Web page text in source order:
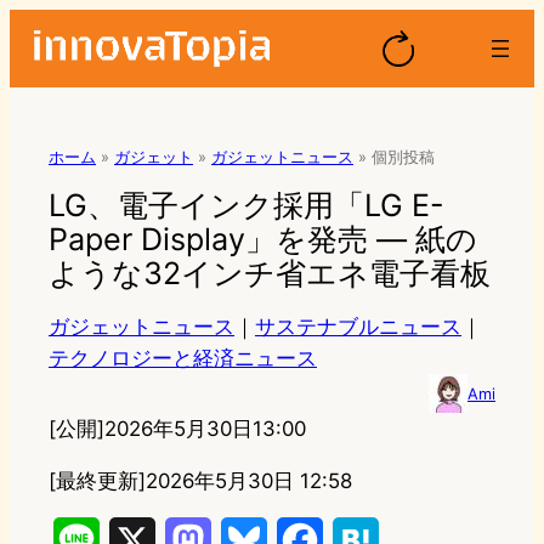
ホーム » ガジェット » ガジェットニュース » 個別投稿
LG、電子インク採用「LG E-
Paper Display」を発売 ― 紙の
ような32インチ省エネ電子看板
ガジェットニュース ｜ サステナブルニュース ｜
テクノロジーと経済ニュース
Ami
[公開]2026年5月30日13:00
[最終更新]2026年5月30日 12:58